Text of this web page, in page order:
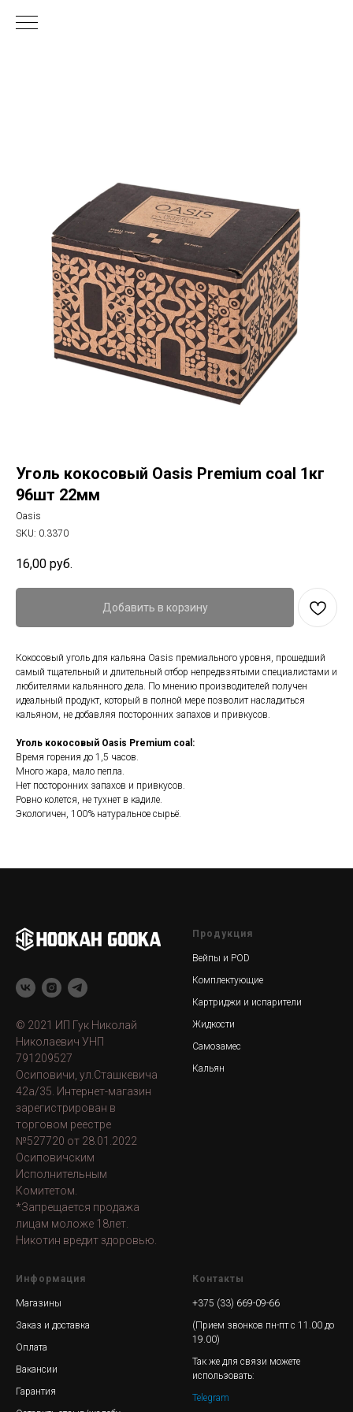
Уголь кокосовый Oasis Premium coal 1кг
96шт 22мм
Oasis
SKU: 0.3370
16,00 руб.
Добавить в корзину
Кокосовый уголь для кальяна Oasis премиального уровня, прошедший
самый тщательный и длительный отбор непредвзятыми специалистами и
любителями кальянного дела. По мнению производителей получен
идеальный продукт, который в полной мере позволит насладиться
кальяном, не добавляя посторонних запахов и привкусов.
Уголь кокосовый Oasis Premium coal:
Время горения до 1,5 часов.
Много жара, мало пепла.
Нет посторонних запахов и привкусов.
Ровно колется, не тухнет в кадиле.
Экологичен, 100% натуральное сырьё.
© 2021 ИП Гук Николай
Николаевич УНП
791209527
Осиповичи, ул.Сташкевича
42а/35. Интернет-магазин
зарегистрирован в
торговом реестре
№527720 от 28.01.2022
Осиповичским
Исполнительным
Комитетом.
*Запрещается продажа
лицам моложе 18лет.
Никотин вредит здоровью.
Продукция
Вейпы и POD
Комплектующие
Картриджи и испарители
Жидкости
Самозамес
Кальян
Информация
Магазины
Заказ и доставка
Оплата
Вакансии
Гарантия
Контакты
+375 (33) 669-09-66
(Прием звонков пн-пт с 11.00 до
19.00)
Так же для связи можете
использовать:
Telegram